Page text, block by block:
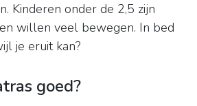
Kinderen onder de 2,5 zijn
willen veel bewegen. In bed
je eruit kan?
goed?